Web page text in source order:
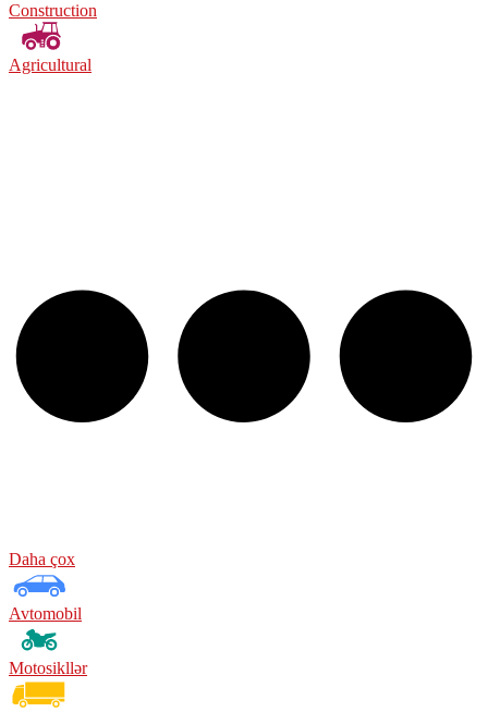
Construction
Agricultural
Daha çox
Avtomobil
Motosikllər